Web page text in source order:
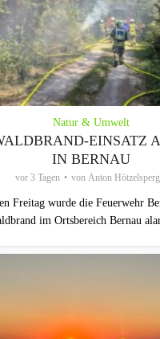
Natur & Umwelt
EINSATZ
IN BERNAU
vor 3 Tagen von Anton
Freitag wurde die Feuerwehr
im Ortsbereich Bernau